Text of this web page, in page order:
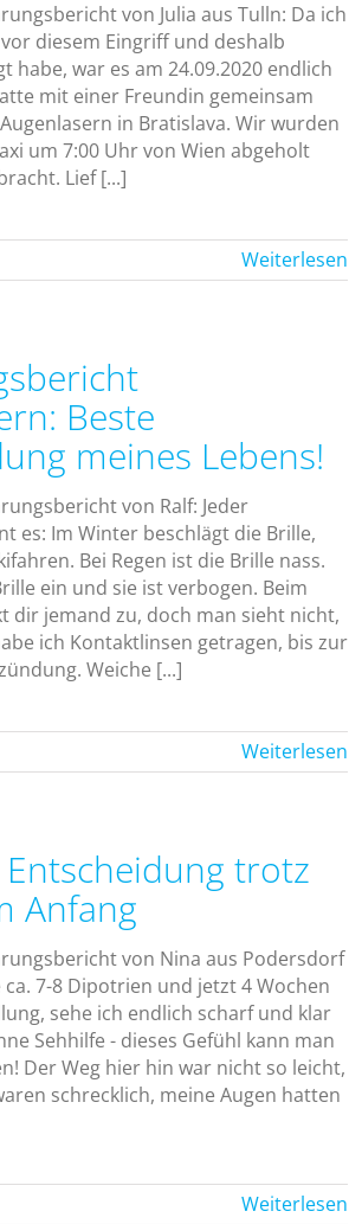
von Julia aus Tulln: Da ich
diesem Eingriff und deshalb
habe, war es am 24.09.2020 endlich
mit einer Freundin gemeinsam
in Bratislava. Wir wurden
um 7:00 Uhr von Wien abgeholt
Lief [...]
Weiterlesen
Beste
meines Lebens!
von Ralf: Jeder
es: Im Winter beschlägt die Brille,
Bei Regen ist die Brille nass.
ein und sie ist verbogen. Beim
dir jemand zu, doch man sieht nicht,
ich Kontaktlinsen getragen, bis zur
Weiche [...]
Weiterlesen
Entscheidung trotz
Anfang
von Nina aus Podersdorf
ca. 7-8 Dipotrien und jetzt 4 Wochen
sehe ich endlich scharf und klar
Sehhilfe - dieses Gefühl kann man
Der Weg hier hin war nicht so leicht,
schrecklich, meine Augen hatten
Weiterlesen